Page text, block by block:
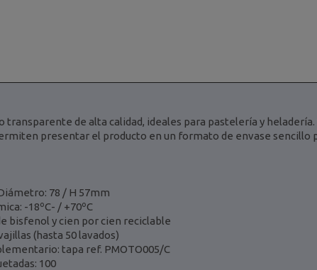
transparente de alta calidad, ideales para pastelería y heladería.
presentar el producto en un formato de envase sencillo
78 / H 57mm
-18ºC- / +70ºC
bisfenol y cien por cien reciclable
(hasta 50 lavados)
tapa ref. PMOTO005/C
100